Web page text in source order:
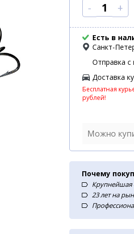
- +
Есть в
Санкт-
Отправка с
Доставка
Бесплатная
рублей!
Можно
Почему
Крупнейшая
23 лет на